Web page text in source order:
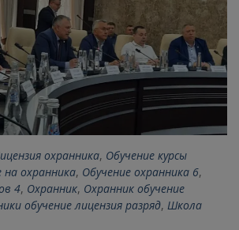
охранника, Обучение курсы
на охранника, Обучение охранника 6,
4, Охранник, Охранник обучение
обучение лицензия разряд, Школа